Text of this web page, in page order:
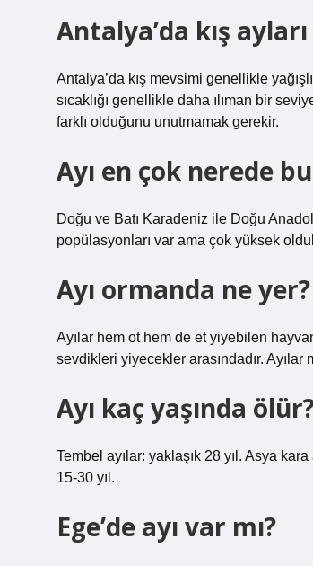
Antalya’da kış
Antalya’da kış mevsimi genellikle
sıcaklığı genellikle daha ılıman bir
farklı olduğunu unutmamak gerekir.
Ayı en çok nerede
Doğu ve Batı Karadeniz ile Doğu
popülasyonları var ama çok yüksek
Ayı ormanda ne yer?
Ayılar hem ot hem de et yiyebilen
sevdikleri yiyecekler arasındadır.
Ayı kaç yaşında
Tembel ayılar: yaklaşık 28 yıl. Asya kara
15-30 yıl.
Ege’de ayı var mı?